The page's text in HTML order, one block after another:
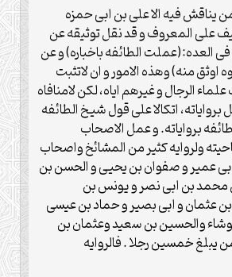
فیه الا علی بن ابی حمزه
علی المعروف و قد نقل توثیقه عن
العده:(عملت الطائفه باخباره) و عن
اوثق منه) وهذه الامور و ان لاتثبت
الرجال و غیرهم ایاه، لکن لامنافاه
اتکالا علی قول شیخ الطائفه
بروایاته. و عمل الاصحاب
ولروایه کثیر من المشائخ واصحاب
عمیر و صفوان بن یحیی و الحسن بن
بن ابی نصر و یونس بن
بن عثمان و ابی بصیر و حماد بن عیسی
والحسین بن سعید وعثمان بن
خمسین رجلا . فالروایه